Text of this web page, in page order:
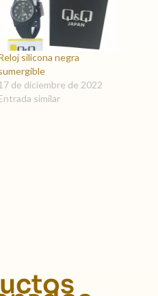
silicona negra
de diciembre de 2022
similar